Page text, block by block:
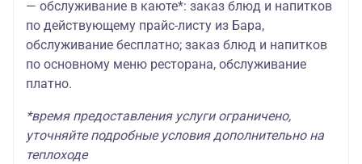
— обслуживание в каюте*: заказ блюд и напитков
по действующему прайс-листу из Бара,
обслуживание бесплатно; заказ блюд и напитков
по основному меню ресторана, обслуживание
платно.
*время предоставления услуги ограничено,
уточняйте подробные условия дополнительно на
теплоходе